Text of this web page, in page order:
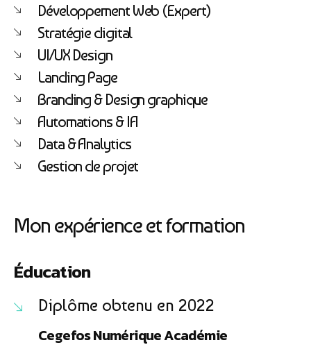
Développement Web (Expert)
Stratégie digital
UI/UX Design
Landing Page
Branding & Design graphique
Automations & IA
Data & Analytics
Gestion de projet
Mon expérience et formation
Éducation
Diplôme obtenu en 2022
Cegefos Numérique Académie
Athobot Assistant IA
Bienvenue chez Athorus Digital
Je suis Athobot, votre assistant digital.
Je vous oriente vers la meilleure solution pour votre
dessous :